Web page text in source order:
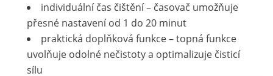
individuální čas čištění – časovač umožňuje
přesné nastavení od 1 do 20 minut
praktická doplňková funkce – topná funkce
uvolňuje odolné nečistoty a optimalizuje čisticí
sílu